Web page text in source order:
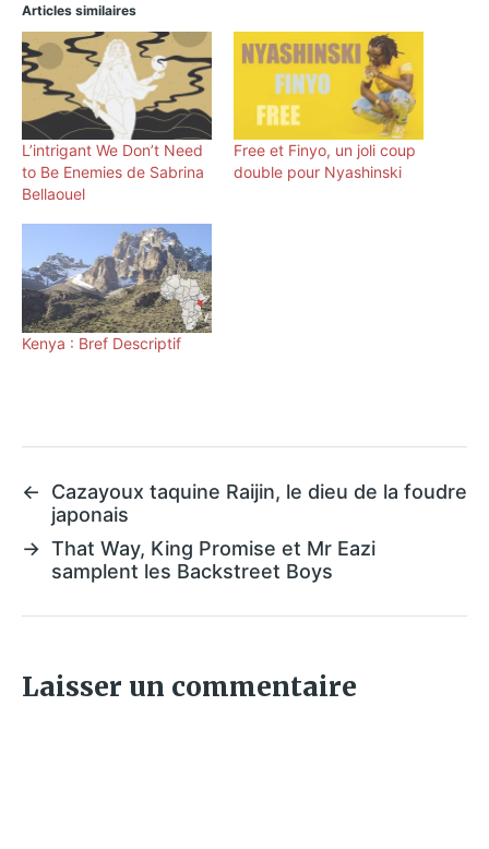
Articles similaires
L’intrigant We Don’t Need
to Be Enemies de Sabrina
Bellaouel
Free et Finyo, un joli coup
double pour Nyashinski
Kenya : Bref Descriptif
←
Cazayoux taquine Raijin, le dieu de la foudre
japonais
→ That Way, King Promise et Mr Eazi
samplent les Backstreet Boys
Laisser un commentaire